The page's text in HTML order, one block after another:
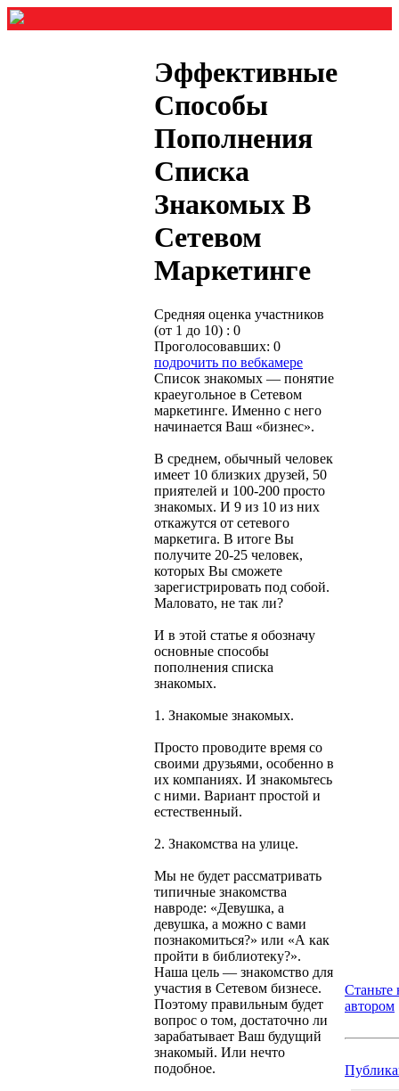
Эффективные
Способы
Пополнения
Списка
Знакомых В
Сетевом
Маркетинге
Средняя оценка участников
(от 1 до 10) : 0
Проголосовавших: 0
подрочить по вебкамере
Список знакомых — понятие
краеугольное в Сетевом
маркетинге. Именно с него
начинается Ваш «бизнес».
В среднем, обычный человек
имеет 10 близких друзей, 50
приятелей и 100-200 просто
знакомых. И 9 из 10 из них
откажутся от сетевого
маркетига. В итоге Вы
получите 20-25 человек,
которых Вы сможете
зарегистрировать под собой.
Маловато, не так ли?
И в этой статье я обозначу
основные способы
пополнения списка
знакомых.
1. Знакомые знакомых.
Просто проводите время со
своими друзьями, особенно в
их компаниях. И знакомьтесь
с ними. Вариант простой и
естественный.
2. Знакомства на улице.
Мы не будет рассматривать
типичные знакомства
навроде: «Девушка, а
девушка, а можно с вами
познакомиться?» или «А как
пройти в библиотеку?».
Наша цель — знакомство для
участия в Сетевом бизнесе.
Поэтому правильным будет
вопрос о том, достаточно ли
зарабатывает Ваш будущий
знакомый. Или нечто
подобное.
автором